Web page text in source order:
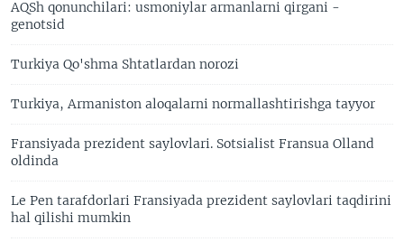
AQSh qonunchilari: usmoniylar armanlarni qirgani -
genotsid
Turkiya Qo'shma Shtatlardan norozi
Turkiya, Armaniston aloqalarni normallashtirishga tayyor
Fransiyada prezident saylovlari. Sotsialist Fransua Olland
oldinda
Le Pen tarafdorlari Fransiyada prezident saylovlari taqdirini
hal qilishi mumkin